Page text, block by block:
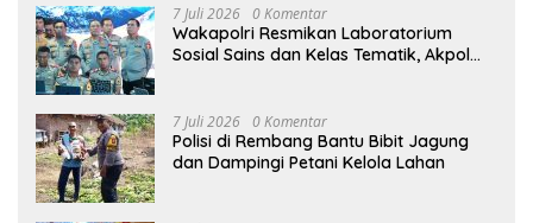
7 Juli 2026 0 Komentar
Wakapolri Resmikan Laboratorium
Sosial Sains dan Kelas Tematik, Akpol
7 Juli 2026 0 Komentar
Polisi di Rembang Bantu Bibit Jagung
dan Dampingi Petani Kelola Lahan